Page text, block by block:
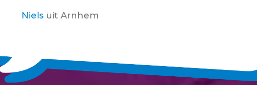
Niels uit Arnhem